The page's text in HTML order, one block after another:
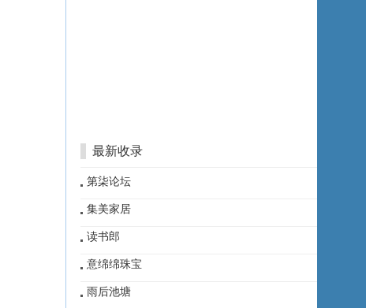
最新收录
第柒论坛
集美家居
读书郎
意绵绵珠宝
雨后池塘